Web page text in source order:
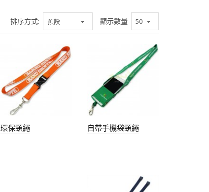
排序方式: 顯示數量
環保頸繩 自帶手機袋頸繩